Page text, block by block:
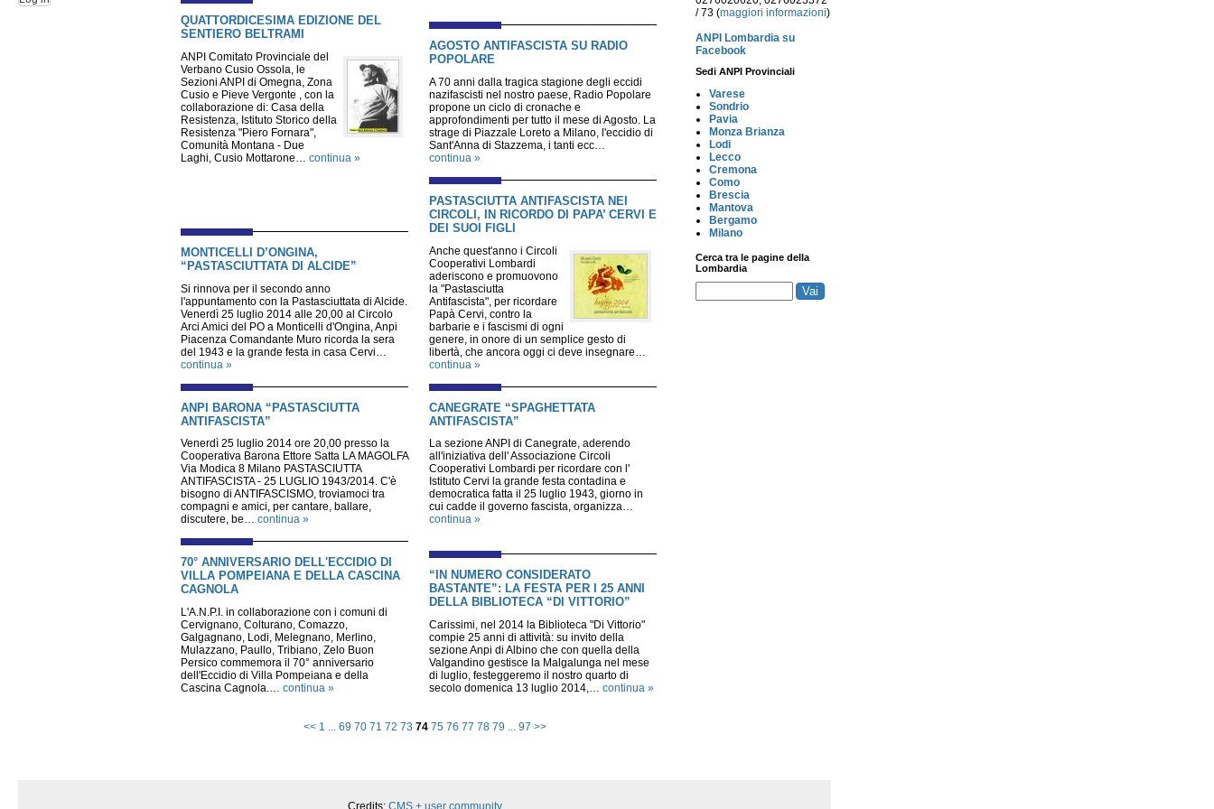
QUATTORDICESIMA EDIZIONE DEL
SENTIERO BELTRAMI
ANPI Comitato Provinciale del
Verbano Cusio Ossola, le
Sezioni ANPI di Omegna, Zona
Cusio e Pieve Vergonte , con la
collaborazione di: Casa della
Resistenza, Istituto Storico della
Resistenza "Piero Fornara",
Comunità Montana - Due
Laghi, Cusio Mottarone… continua »
AGOSTO ANTIFASCISTA SU RADIO
POPOLARE
A 70 anni dalla tragica stagione degli eccidi
nazifascisti nel nostro paese, Radio Popolare
propone un ciclo di cronache e
approfondimenti per tutto il mese di Agosto. La
strage di Piazzale Loreto a Milano, l'eccidio di
Sant'Anna di Stazzema, i tanti ecc…
continua »
MONTICELLI D’ONGINA,
“PASTASCIUTTATA DI ALCIDE”
Si rinnova per il secondo anno
l'appuntamento con la Pastasciuttata di Alcide.
Venerdì 25 luglio 2014 alle 20,00 al Circolo
Arci Amici del PO a Monticelli d'Ongina, Anpi
Piacenza Comandante Muro ricorda la sera
del 1943 e la grande festa in casa Cervi…
continua »
PASTASCIUTTA ANTIFASCISTA NEI
CIRCOLI, IN RICORDO DI PAPA’ CERVI E
DEI SUOI FIGLI
Anche quest'anno i Circoli
Cooperativi Lombardi
aderiscono e promuovono
la "Pastasciutta
Antifascista", per ricordare
Papà Cervi, contro la
barbarie e i fascismi di ogni
genere, in onore di un semplice gesto di
libertà, che ancora oggi ci deve insegnare…
continua »
ANPI BARONA “PASTASCIUTTA
ANTIFASCISTA”
Venerdì 25 luglio 2014 ore 20,00 presso la
Cooperativa Barona Ettore Satta LA MAGOLFA
Via Modica 8 Milano PASTASCIUTTA
ANTIFASCISTA - 25 LUGLIO 1943/2014. C'è
bisogno di ANTIFASCISMO, troviamoci tra
compagni e amici, per cantare, ballare,
discutere, be… continua »
CANEGRATE “SPAGHETTATA
ANTIFASCISTA”
La sezione ANPI di Canegrate, aderendo
all'iniziativa dell' Associazione Circoli
Cooperativi Lombardi per ricordare con l'
Istituto Cervi la grande festa contadina e
democratica fatta il 25 luglio 1943, giorno in
cui cadde il governo fascista, organizza…
continua »
70° ANNIVERSARIO DELL'ECCIDIO DI
VILLA POMPEIANA E DELLA CASCINA
CAGNOLA
L'A.N.P.I. in collaborazione con i comuni di
Cervignano, Colturano, Comazzo,
Galgagnano, Lodi, Melegnano, Merlino,
Mulazzano, Paullo, Tribiano, Zelo Buon
Persico commemora il 70° anniversario
dell'Eccidio di Villa Pompeiana e della
Cascina Cagnola.… continua »
“IN NUMERO CONSIDERATO
BASTANTE”: LA FESTA PER I 25 ANNI
DELLA BIBLIOTECA “DI VITTORIO”
Carissimi, nel 2014 la Biblioteca "Di Vittorio"
compie 25 anni di attività: su invito della
sezione Anpi di Albino che con quella della
Valgandino gestisce la Malgalunga nel mese
di luglio, festeggeremo il nostro quarto di
secolo domenica 13 luglio 2014,… continua »
<< 1 ... 69 70 71 72 73 74 75 76 77 78 79 ... 97 >>
/ 73 (maggiori informazioni)
ANPI Lombardia su
Facebook
Sedi ANPI Provinciali
Varese
Sondrio
Pavia
Monza Brianza
Lodi
Lecco
Cremona
Como
Brescia
Mantova
Bergamo
Milano
Cerca tra le pagine della
Lombardia